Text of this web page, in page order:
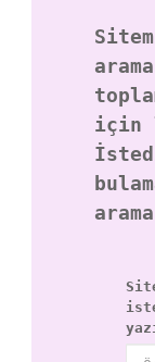
için